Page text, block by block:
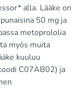
alla. Lääke on
50 mg ja
metoprololia
myös muita
kuuluu
C07AB02) ja